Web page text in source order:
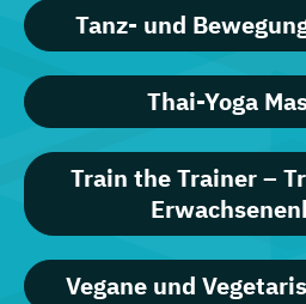
Tanz- und
Thai-Yoga
Train the Trainer –
Vegane und